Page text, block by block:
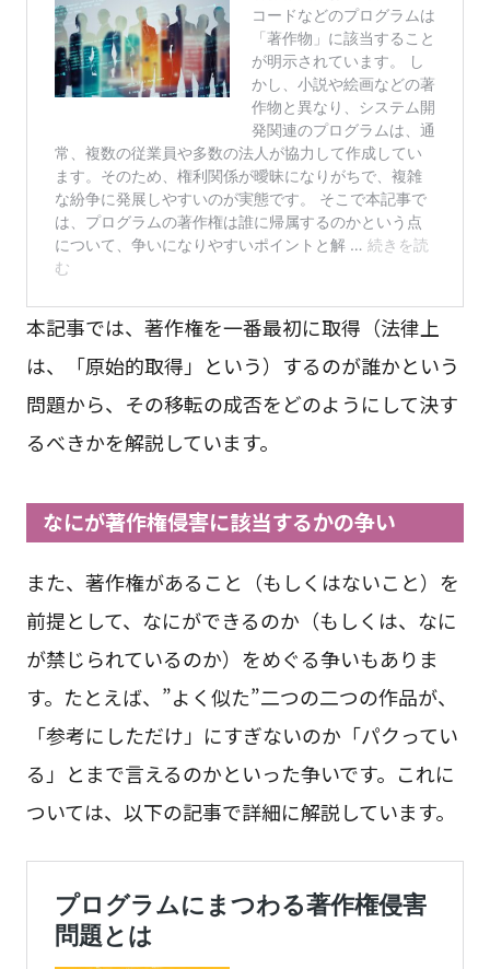
本記事では、著作権を一番最初に取得（法律上
は、「原始的取得」という）するのが誰かという
問題から、その移転の成否をどのようにして決す
るべきかを解説しています。
なにが著作権侵害に該当するかの争い
また、著作権があること（もしくはないこと）を
前提として、なにができるのか（もしくは、なに
が禁じられているのか）をめぐる争いもありま
す。たとえば、”よく似た”二つの二つの作品が、
「参考にしただけ」にすぎないのか「パクってい
る」とまで言えるのかといった争いです。これに
ついては、以下の記事で詳細に解説しています。